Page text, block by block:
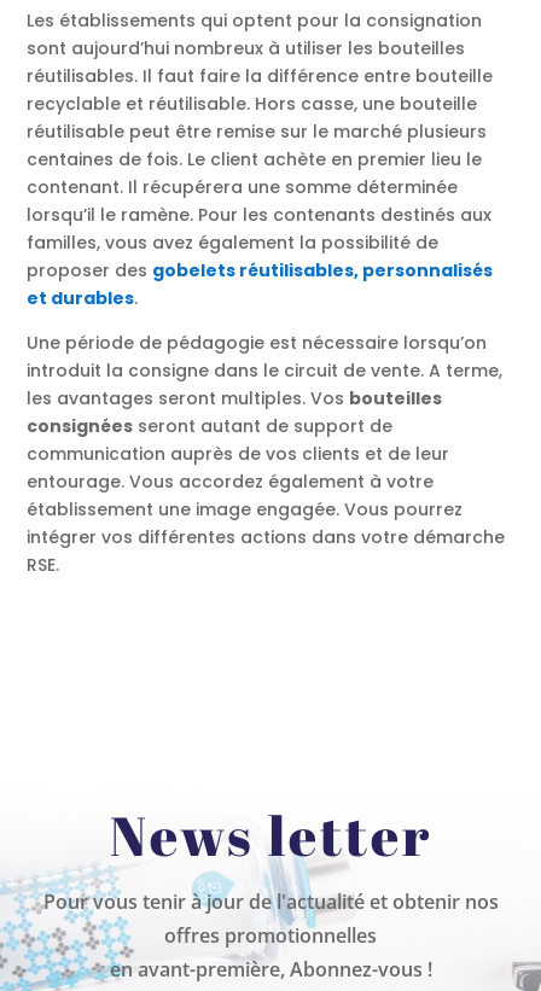
Les établissements qui optent pour la consignation
sont aujourd’hui nombreux à utiliser les bouteilles
réutilisables. Il faut faire la différence entre bouteille
recyclable et réutilisable. Hors casse, une bouteille
réutilisable peut être remise sur le marché plusieurs
centaines de fois. Le client achète en premier lieu le
contenant. Il récupérera une somme déterminée
lorsqu’il le ramène. Pour les contenants destinés aux
familles, vous avez également la possibilité de
proposer des gobelets réutilisables, personnalisés
et durables.
Une période de pédagogie est nécessaire lorsqu’on
introduit la consigne dans le circuit de vente. A terme,
les avantages seront multiples. Vos bouteilles
consignées seront autant de support de
communication auprès de vos clients et de leur
entourage. Vous accordez également à votre
établissement une image engagée. Vous pourrez
intégrer vos différentes actions dans votre démarche
RSE.
News letter
Pour vous tenir à jour de l'actualité et obtenir nos
offres promotionnelles
en avant-première, Abonnez-vous !